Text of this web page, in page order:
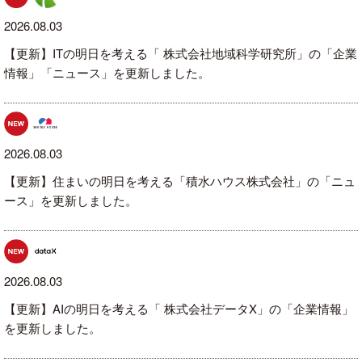
2026.08.03
【更新】ITの明日を考える「 株式会社地域科学研究所」の「企業
情報」「ニュース」を更新しました。
2026.08.03
【更新】住まいの明日を考える「積水ハウス株式会社」の「ニュ
ース」を更新しました。
2026.08.03
【更新】AIの明日を考える「 株式会社データX」の「企業情報」
を更新しました。